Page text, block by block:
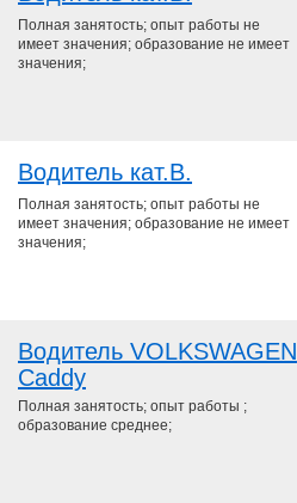
Полная занятость; опыт работы не
имеет значения; образование не имеет
значения;
Водитель кат.В.
Полная занятость; опыт работы не
имеет значения; образование не имеет
значения;
Водитель VOLKSWAGEN
Caddy
Полная занятость; опыт работы ;
образование среднее;